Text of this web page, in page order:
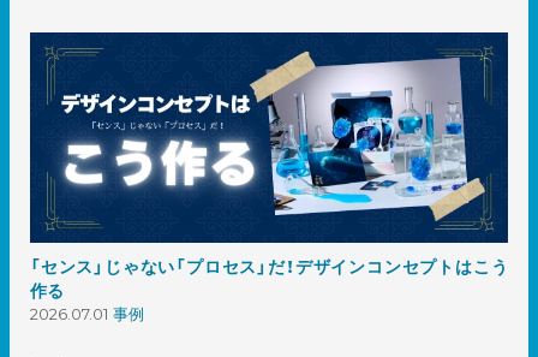
「センス」じゃない「プロセス」だ！デザインコンセプトはこう
作る
2026.07.01 事例